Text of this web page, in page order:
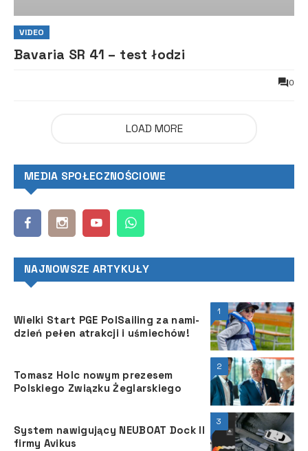
VIDEO
Bavaria SR 41 – test łodzi
0
LOAD MORE
MEDIA SPOŁECZNOŚCIOWE
NAJNOWSZE ARTYKUŁY
1
Wielki Start PGE PolSailing za nami-
dzień pełen atrakcji i uśmiechów!
2
Tomasz Holc nowym prezesem
Polskiego Związku Żeglarskiego
3
System nawigujący NEUBOAT Dock II
firmy Avikus